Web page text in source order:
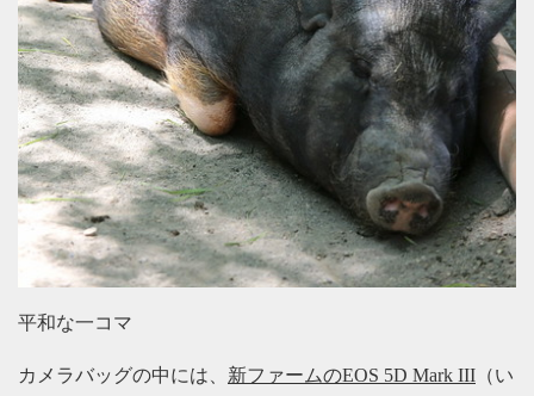
平和な一コマ
カメラバッグの中には、 新ファームのEOS 5D Mark III （い